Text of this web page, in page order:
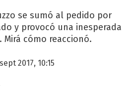
se sumó al pedido por
y provocó una inesperada
Mirá cómo reaccionó.
2017, 10:15